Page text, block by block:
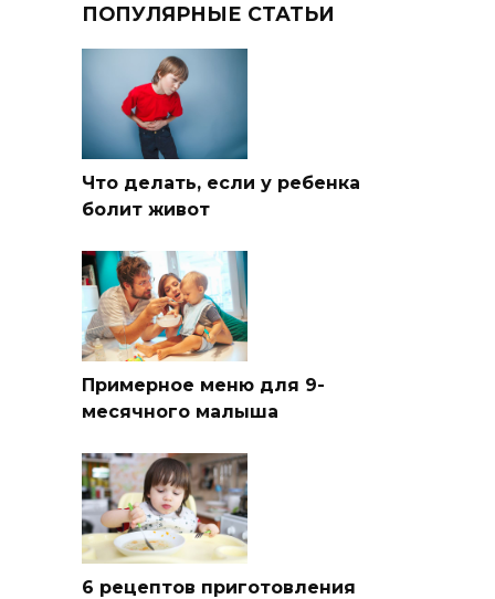
ПОПУЛЯРНЫЕ СТАТЬИ
Что делать, если у ребенка
болит живот
Примерное меню для 9-
месячного малыша
6 рецептов приготовления